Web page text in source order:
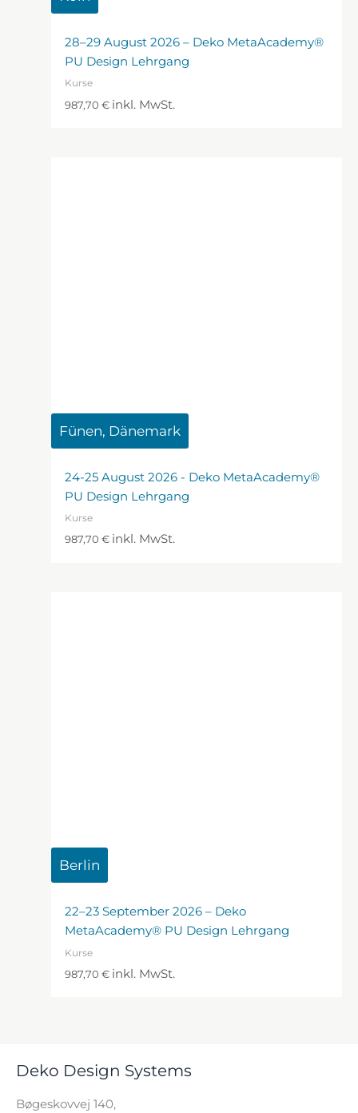
28–29 August 2026 – Deko MetaAcademy®
PU Design Lehrgang
Kurse
987,70€ inkl. MwSt.
Fünen, Dänemark
24-25 August 2026 - Deko MetaAcademy®
PU Design Lehrgang
Kurse
987,70€ inkl. MwSt.
Berlin
22–23 September 2026 – Deko
MetaAcademy® PU Design Lehrgang
Kurse
987,70€ inkl. MwSt.
Deko Design Systems
Bøgeskovvej 140,